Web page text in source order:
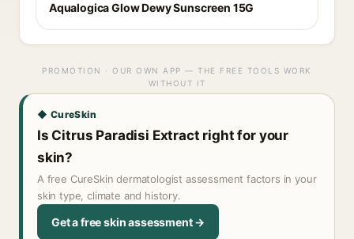
Aqualogica Glow Dewy Sunscreen 15G
PROMOTION · OUR OWN APP — THE FREE TOOLS WORK
WITHOUT IT
◆ CureSkin
Is Citrus Paradisi Extract right for your
skin?
A free CureSkin dermatologist assessment factors in your
skin type, climate and history.
Get a free skin assessment →